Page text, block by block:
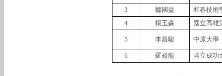
3
鄒國益
和春技術
4
楊玉森 國立高雄
5 李昌駿 中原大學
6 羅裕龍 國立成功